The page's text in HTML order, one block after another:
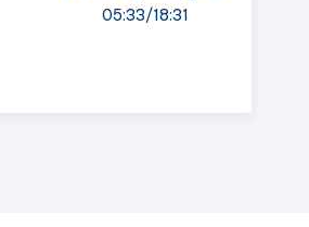
05:33/18:31